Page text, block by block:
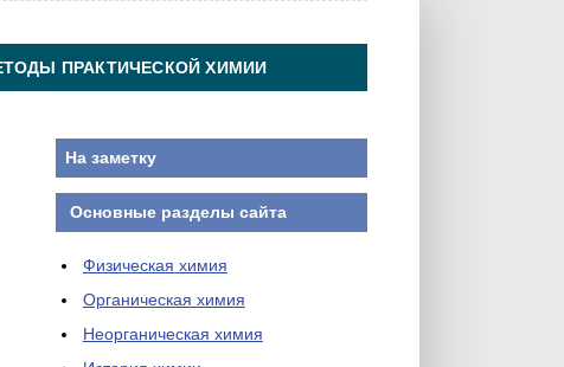
ПРАКТИЧЕСКОЙ ХИМИИ
На заметку
Основные разделы сайта
Физическая химия
Органическая химия
Неорганическая химия